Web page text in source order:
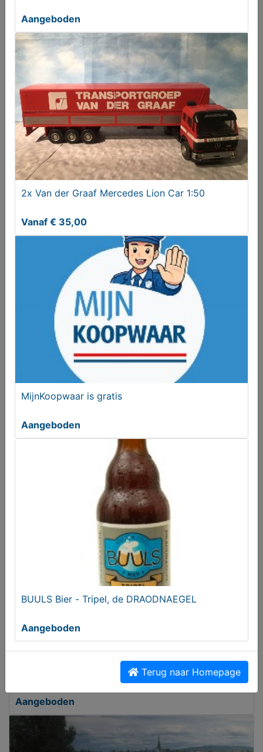
2x van der Graaf Mercedes Lion Car 1:50
Vanaf € 65,00
Kampeer apparaten (elektrisch)
MijnKoopwaar is gratis
BUULS Bier - Cadeauverpakking - 4-pack
Aangeboden
Aangeboden
2x Van der Graaf Mercedes Lion Car 1:50
Vanaf € 35,00
MijnKoopwaar is gratis
Aangeboden
BUULS Bier - Tripel, de DRAODNAEGEL
Aangeboden
Terug naar Homepage